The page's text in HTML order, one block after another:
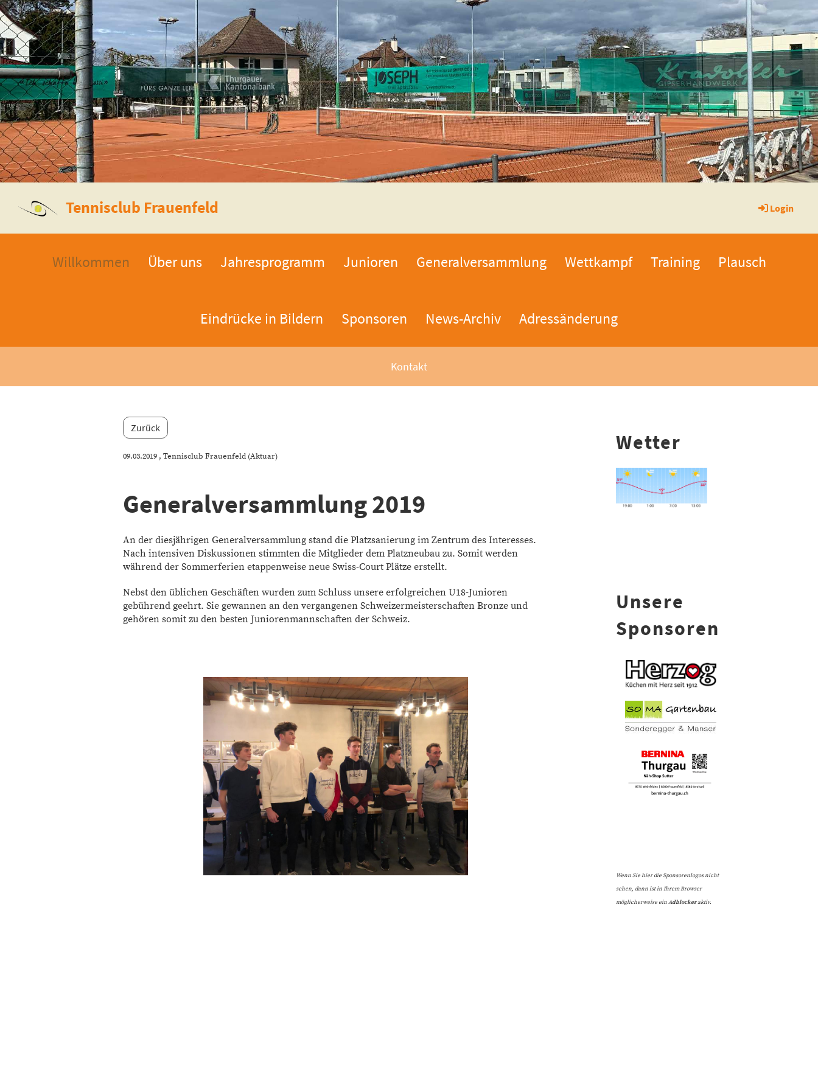
Tennisclub Frauenfeld Login
Willkommen Über uns Jahresprogramm Junioren Generalversammlung Wettkampf Training Plausch
Eindrücke in Bildern Sponsoren News-Archiv Adressänderung
Kontakt
Zurück
09.03.2019, Tennisclub Frauenfeld (Aktuar)
Generalversammlung 2019
An der diesjährigen Generalversammlung stand die Platzsanierung im Zentrum des Interesses.
Nach intensiven Diskussionen stimmten die Mitglieder dem Platzneubau zu. Somit werden
während der Sommerferien etappenweise neue Swiss-Court Plätze erstellt.
Nebst den üblichen Geschäften wurden zum Schluss unsere erfolgreichen U18-Junioren
gebührend geehrt. Sie gewannen an den vergangenen Schweizermeisterschaften Bronze und
gehören somit zu den besten Juniorenmannschaften der Schweiz.
Wetter
Unsere
Sponsoren
Wenn Sie hier die Sponsorenlogos nicht
sehen, dann ist in Ihrem Browser
möglicherweise einAdblockeraktiv.